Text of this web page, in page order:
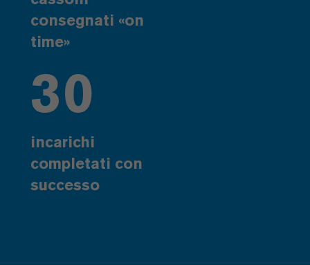
consegnati «on
time»
30
incarichi
completati con
successo